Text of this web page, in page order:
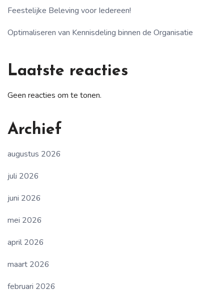
Feestelijke Beleving voor Iedereen!
Optimaliseren van Kennisdeling binnen de Organisatie
Laatste reacties
Geen reacties om te tonen.
Archief
augustus 2026
juli 2026
juni 2026
mei 2026
april 2026
maart 2026
februari 2026